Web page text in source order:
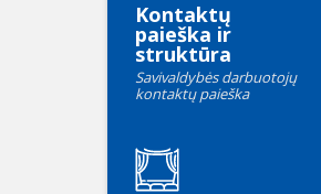
Kontaktų
paieška ir
struktūra
Savivaldybės darbuotojų
kontaktų paieška